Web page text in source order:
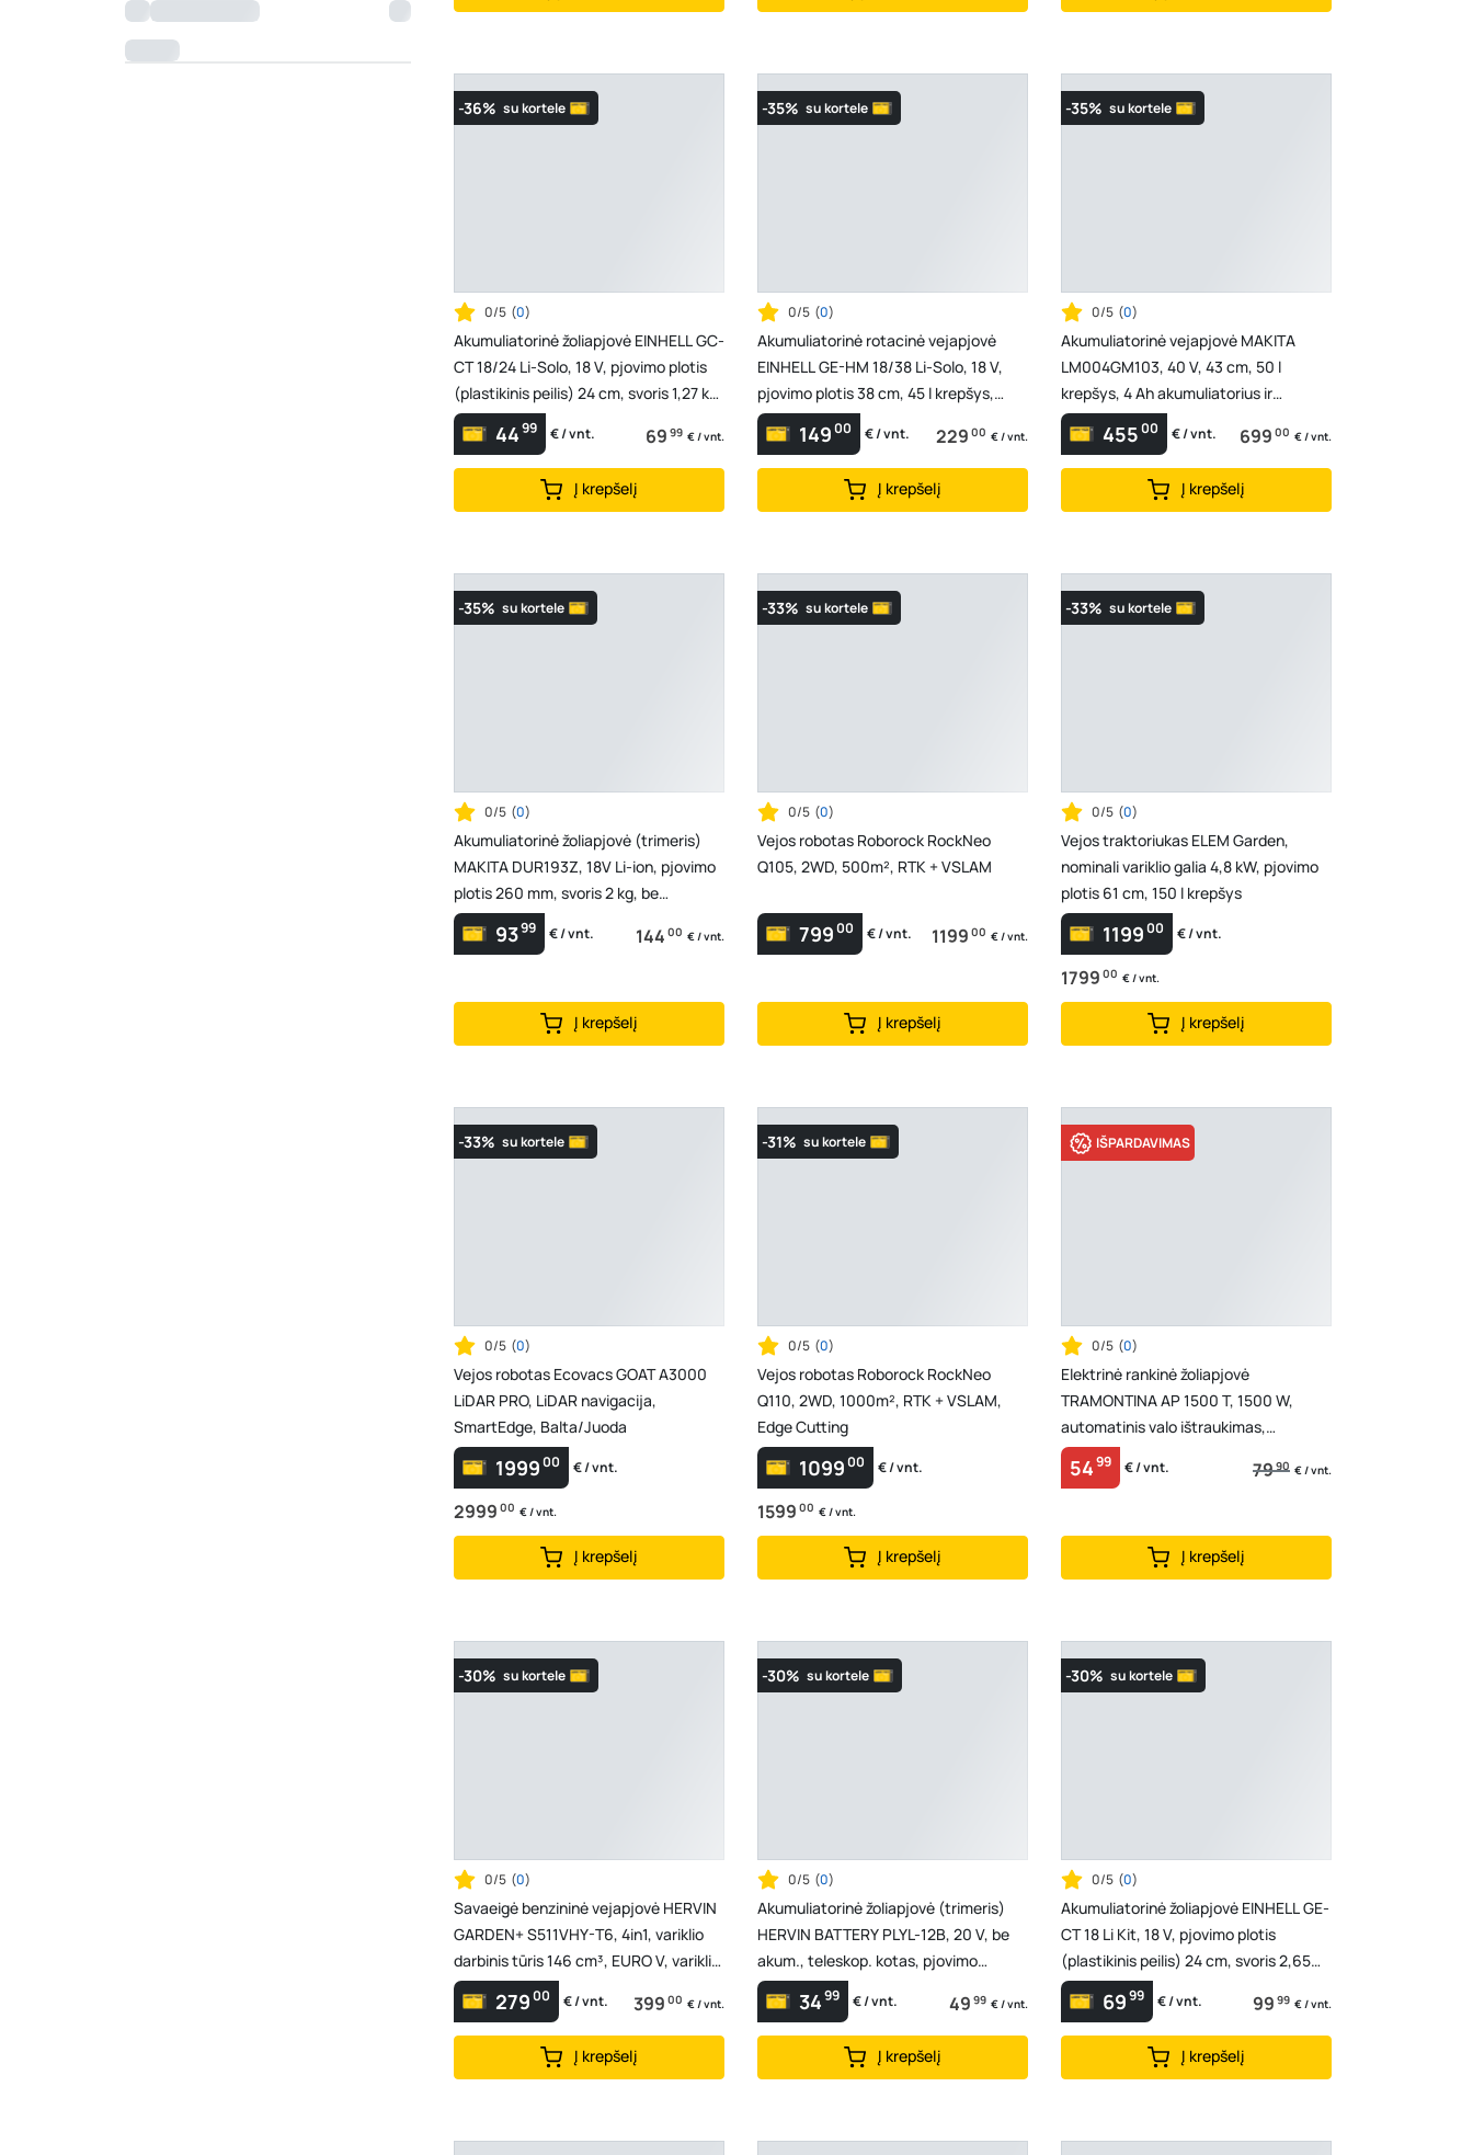
-36% su kortele
0/5 (0)
Akumuliatorinė žoliapjovė EINHELL GC-
CT 18/24 Li-Solo, 18 V, pjovimo plotis
(plastikinis peilis) 24 cm, svoris 1,27 kg,
...
4499 € / vnt. 69 99 € / vnt.
Į krepšelį
-35% su kortele
0/5 (0)
Akumuliatorinė rotacinė vejapjovė
EINHELL GE-HM 18/38 Li-Solo, 18 V,
pjovimo plotis 38 cm, 45 l krepšys,
svoris 10,5 kg,
14900 € / vnt. 229 00 € / vnt.
Į krepšelį
-35% su kortele
0/5 (0)
Akumuliatorinė vejapjovė MAKITA
LM004GM103, 40 V, 43 cm, 50 l
krepšys, 4 Ah akumuliatorius ir
pakrovėjas DC40RC
45500 € / vnt. 699 00 € / vnt.
Į krepšelį
-35% su kortele
0/5 (0)
Akumuliatorinė žoliapjovė (trimeris)
MAKITA DUR193Z, 18V Li-ion, pjovimo
plotis 260 mm, svoris 2 kg, be
akumuliatorių ir...
9399 € / vnt. 144 00 € / vnt.
Į krepšelį
-33% su kortele
0/5 (0)
Vejos robotas Roborock RockNeo
Q105, 2WD, 500m², RTK + VSLAM
79900 € / vnt. 1199 00 € / vnt.
Į krepšelį
-33% su kortele
0/5 (0)
Vejos traktoriukas ELEM Garden,
nominali variklio galia 4,8 kW, pjovimo
plotis 61 cm, 150 l krepšys
119900 € / vnt.
1799 00 € / vnt.
Į krepšelį
-33% su kortele
0/5 (0)
Vejos robotas Ecovacs GOAT A3000
LiDAR PRO, LiDAR navigacija,
SmartEdge, Balta/Juoda
199900 € / vnt.
2999 00 € / vnt.
Į krepšelį
-31% su kortele
0/5 (0)
Vejos robotas Roborock RockNeo
Q110, 2WD, 1000m², RTK + VSLAM,
Edge Cutting
109900 € / vnt.
1599 00 € / vnt.
Į krepšelį
IŠPARDAVIMAS
0/5 (0)
Elektrinė rankinė žoliapjovė
TRAMONTINA AP 1500 T, 1500 W,
automatinis valo ištraukimas,
reguliujamas rankenos aukštis, ...
5499 € / vnt. 7990 € / vnt.
Į krepšelį
-30% su kortele
0/5 (0)
Savaeigė benzininė vejapjovė HERVIN
GARDEN+ S511VHY-T6, 4in1, variklio
darbinis tūris 146 cm³, EURO V, variklio
galia 2,...
27900 € / vnt. 399 00 € / vnt.
Į krepšelį
-30% su kortele
0/5 (0)
Akumuliatorinė žoliapjovė (trimeris)
HERVIN BATTERY PLYL-12B, 20 V, be
akum., teleskop. kotas, pjovimo
skersmuo 230 mm
3499 € / vnt. 49 99 € / vnt.
Į krepšelį
-30% su kortele
0/5 (0)
Akumuliatorinė žoliapjovė EINHELL GE-
CT 18 Li Kit, 18 V, pjovimo plotis
(plastikinis peilis) 24 cm, svoris 2,65
kg, tele...
6999 € / vnt. 99 99 € / vnt.
Į krepšelį